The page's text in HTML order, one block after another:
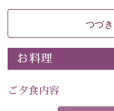
外からご覧いただけるプラ
全国屈指の煙火師達が5日
作花火チャレンジカップ
若手煙火師達の斬新なアイ
んだ最先端の花火をお楽し
つづ
お料理
ご夕食内容